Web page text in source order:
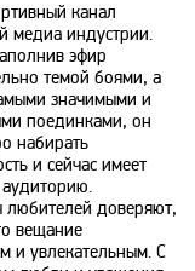
канал
медиа индустрии.
эфир
темой боями, а
значимыми и
поединками, он
набирать
и сейчас имеет
доверяют,
вещание
и увлекательным. С